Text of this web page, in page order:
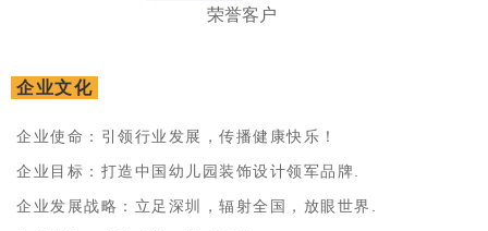
荣誉客户
企业文化
企业使命：引领行业发展，传播健康快乐！
企业目标：打造中国幼儿园装饰设计领军品牌.
企业发展战略：立足深圳，辐射全国，放眼世界.